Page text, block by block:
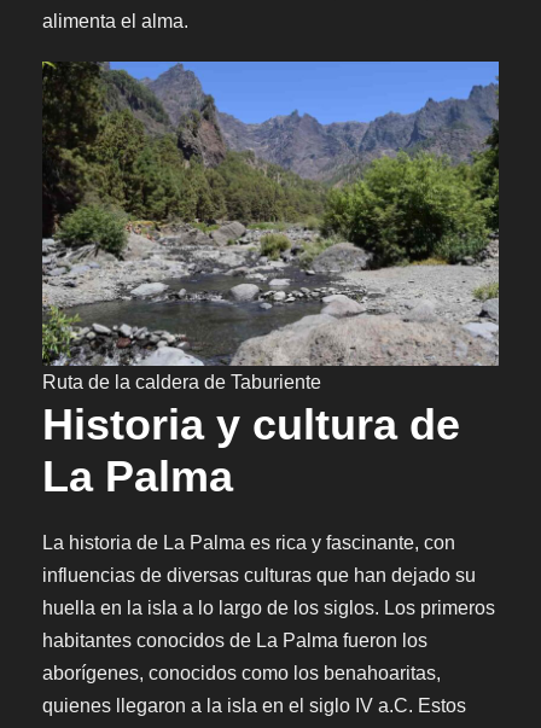
alimenta el alma.
Ruta de la caldera de Taburiente
Historia y cultura de
La Palma
La historia de La Palma es rica y fascinante, con
influencias de diversas culturas que han dejado su
huella en la isla a lo largo de los siglos. Los primeros
habitantes conocidos de La Palma fueron los
aborígenes, conocidos como los benahoaritas,
quienes llegaron a la isla en el siglo IV a.C. Estos